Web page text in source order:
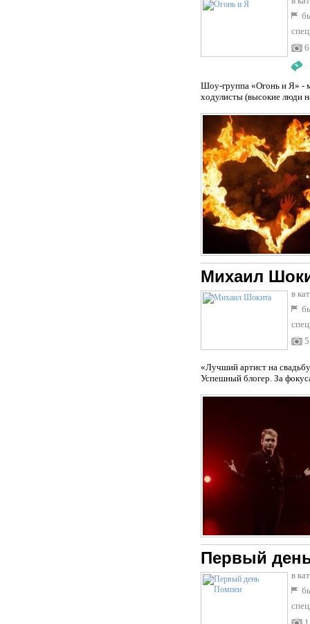
6
:
Шоу-группа «Огонь и Я» -
ходулисты (высокие люди
Михаил
в
5
«Лучший артист на
Успешный блогер. За
Первый
в